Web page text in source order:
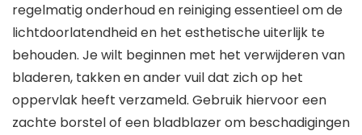
regelmatig onderhoud en reiniging essentieel om de
lichtdoorlatendheid en het esthetische uiterlijk te
behouden. Je wilt beginnen met het verwijderen van
bladeren, takken en ander vuil dat zich op het
oppervlak heeft verzameld. Gebruik hiervoor een
zachte borstel of een bladblazer om beschadigingen